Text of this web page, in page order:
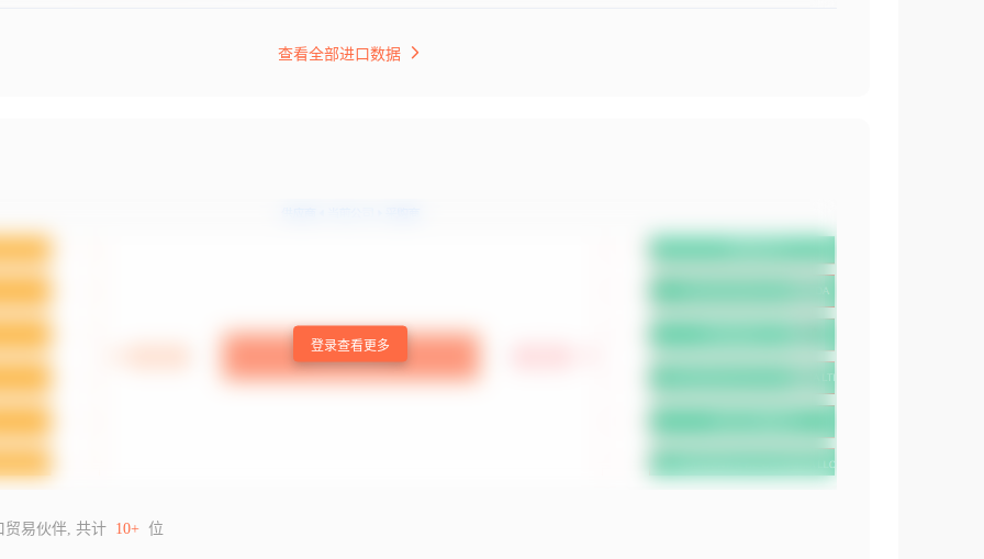
查看全部进口数据
登录查看更多
贸易伙伴, 共计 10+ 位